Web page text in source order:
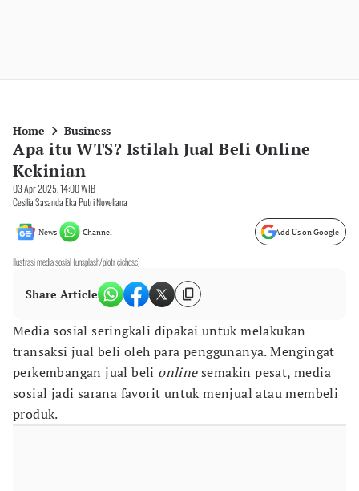
Home Business
Apa itu WTS? Istilah Jual Beli Online
Kekinian
03 Apr 2025, 14:00 WIB
Cesilia Sasanda Eka Putri Noveliana
News Channel Add Us on Google
Ilustrasi media sosial (unsplash/piotr cichosc)
Share Article
Media sosial seringkali dipakai untuk melakukan
transaksi jual beli oleh para penggunanya. Mengingat
perkembangan jual beli onlinesemakin pesat, media
sosial jadi sarana favorit untuk menjual atau membeli
produk.